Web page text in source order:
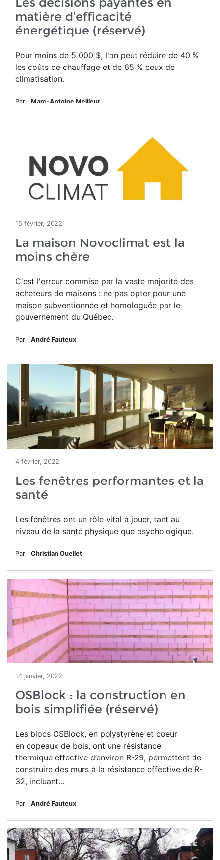
matière d’efficacité
énergétique (réservé)
Pour moins de 5 000 $, l'on peut réduire de 40 %
les coûts de chauffage et de 65 % ceux de
climatisation.
Par : Marc-Antoine Meilleur
15 février, 2022
La maison Novoclimat est la
moins chère
C'est l'erreur commise par la vaste majorité des
acheteurs de maisons : ne pas opter pour une
maison subventionnée et homologuée par le
gouvernement du Québec.
Par : André Fauteux
4 février, 2022
Les fenêtres performantes et la
santé
Les fenêtres ont un rôle vital à jouer, tant au
niveau de la santé physique que psychologique.
Par : Christian Ouellet
14 janvier, 2022
OSBlock : la construction en
bois simplifiée (réservé)
Les blocs OSBlock, en polystyrène et coeur
en copeaux de bois, ont une résistance
thermique effective d’environ R-29, permettent de
construire des murs à la résistance effective de R-
32, incluant...
Par : André Fauteux